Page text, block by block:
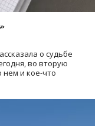
о судьбе
во вторую
нем и кое-что